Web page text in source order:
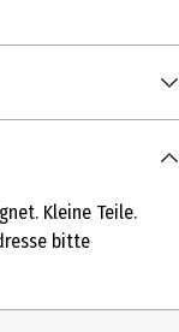
Kleine Teile.
bitte